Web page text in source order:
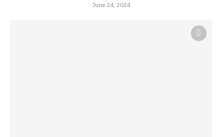
June 24, 2024